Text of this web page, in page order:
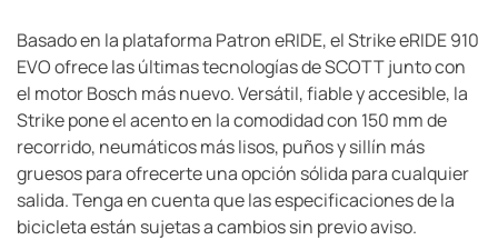
Basado en la plataforma Patron eRIDE, el Strike eRIDE 910
EVO ofrece las últimas tecnologías de SCOTT junto con
el motor Bosch más nuevo. Versátil, fiable y accesible, la
Strike pone el acento en la comodidad con 150 mm de
recorrido, neumáticos más lisos, puños y sillín más
gruesos para ofrecerte una opción sólida para cualquier
salida. Tenga en cuenta que las especificaciones de la
bicicleta están sujetas a cambios sin previo aviso.